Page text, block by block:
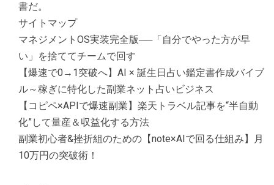
書だ。
サイトマップ
マネジメントOS実装完全版──「自分でやった方が早
い」を捨ててチームで回す
【爆速で0→1突破へ】AI × 誕生日占い鑑定書作成バイブ
ル～稼ぎに特化した副業ネット占いビジネス
【コピペ×APIで爆速副業】楽天トラベル記事を“半自動
化”して量産＆収益化する方法
副業初心者&挫折組のための【note×AIで回る仕組み】月
10万円の突破術！